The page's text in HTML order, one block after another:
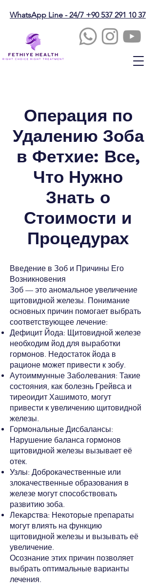
WhatsApp Line - 24/7 +90 537 291 10 37
Операция по
Удалению Зоба
в Фетхие: Все,
Что Нужно
Знать о
Стоимости и
Процедурах
Введение в Зоб и Причины Его
Возникновения
Зоб — это аномальное увеличение
щитовидной железы. Понимание
основных причин помогает выбрать
соответствующее лечение:
Дефицит Йода: Щитовидной железе
необходим йод для выработки
гормонов. Недостаток йода в
рационе может привести к зобу.
Аутоиммунные Заболевания: Такие
состояния, как болезнь Грейвса и
тиреоидит Хашимото, могут
привести к увеличению щитовидной
железы.
Гормональные Дисбалансы:
Нарушение баланса гормонов
щитовидной железы вызывает её
отек.
Узлы: Доброкачественные или
злокачественные образования в
железе могут способствовать
развитию зоба.
Лекарства: Некоторые препараты
могут влиять на функцию
щитовидной железы и вызывать её
увеличение.
Осознание этих причин позволяет
выбрать оптимальные варианты
лечения.